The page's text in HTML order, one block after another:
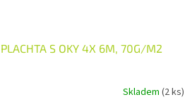
PLACHTA S OKY 4X 6M, 70G/M2
Skladem (2 ks)